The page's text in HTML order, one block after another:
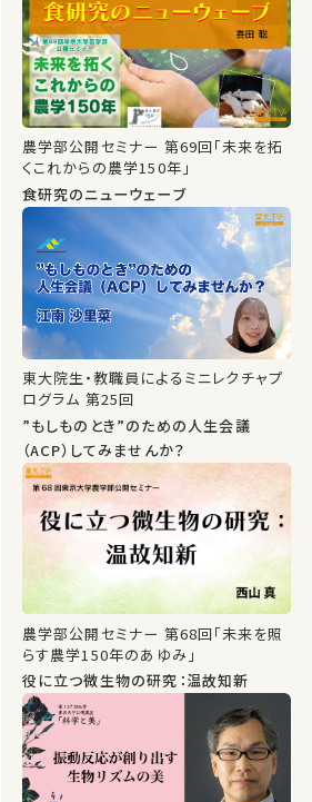
農学部公開セミナー 第69回「未来を拓
くこれからの農学150年」
食研究のニューウェーブ
東大院生・教職員によるミニレクチャプ
ログラム 第25回
”もしものとき”のための人生会議
（ACP）してみませんか？
農学部公開セミナー 第68回「未来を照
らす農学150年のあゆみ」
役に立つ微生物の研究：温故知新